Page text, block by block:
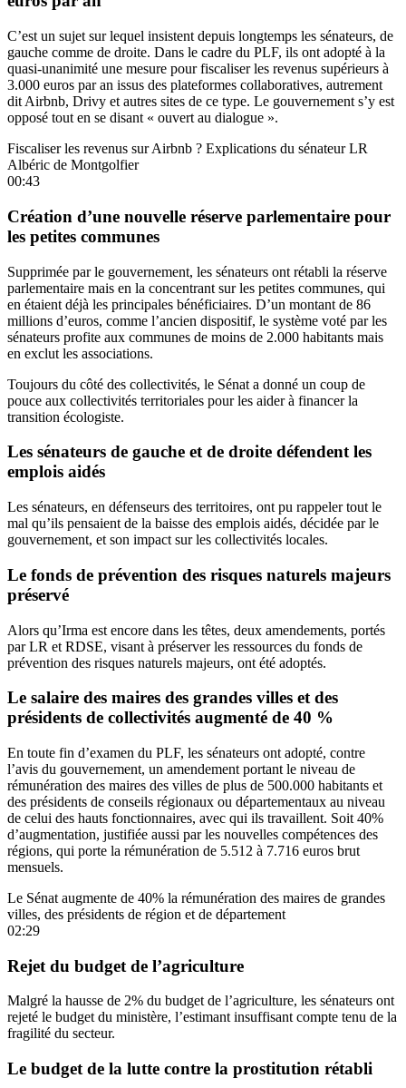
C’est un sujet sur lequel insistent depuis longtemps les sénateurs, de
gauche comme de droite. Dans le cadre du PLF, ils ont adopté à la
quasi-unanimité une mesure pourfiscaliser les revenus supérieurs à
3.000 euros par an issus des plateformes collaboratives, autrement
dit Airbnb, Drivy et autres sites de ce type. Le gouvernement s’y est
opposé tout en se disant « ouvert au dialogue ».
Fiscaliser les revenus sur Airbnb ? Explications du sénateur LR
Albéric de Montgolfier
00:43
Création d’une nouvelle réserve parlementaire pour
les petites communes
Supprimée par le gouvernement, les sénateurs ont rétabli la réserve
parlementaire mais en la concentrant sur les petites communes, qui
en étaient déjà les principales bénéficiaires. D’un montant de 86
millions d’euros, comme l’ancien dispositif, le système voté par les
sénateurs profite aux communes de moins de 2.000 habitants mais
en exclut les associations.
Toujours du côté des collectivités, le Sénat a donné un coup de
pouce aux collectivités territoriales pour les aider à financer la
transition écologiste.
Les sénateurs de gauche et de droite défendent les
emplois aidés
Les sénateurs, en défenseurs des territoires, ont pu rappelertout le
mal qu’ils pensaient de la baisse des emplois aidés, décidée par le
gouvernement, et son impact sur les collectivités locales.
Le fonds de prévention des risques naturels majeurs
préservé
Alors qu’Irma est encore dans les têtes, deux amendements, portés
par LR et RDSE, visant à préserver les ressources du fonds de
prévention des risques naturels majeurs, ont été adoptés.
Le salaire des maires des grandes villes et des
présidents de collectivités augmenté de 40 %
En toute fin d’examen du PLF, les sénateurs ont adopté, contre
l’avis du gouvernement, un amendement portant le niveau de
rémunération des maires des villes de plus de 500.000 habitants et
des présidents de conseils régionaux ou départementaux au niveau
de celui des hauts fonctionnaires, avec qui ils travaillent. Soit 40%
d’augmentation, justifiée aussi par les nouvelles compétences des
régions, qui porte la rémunération de 5.512 à 7.716 euros brut
mensuels.
Le Sénat augmente de 40% la rémunération des maires de grandes
villes, des présidents de région et de département
02:29
Rejet du budget de l’agriculture
Malgré la hausse de 2% du budget de l’agriculture, les sénateurs ont
rejeté le budget du ministère, l’estimant insuffisant compte tenu de la
fragilité du secteur.
Le budget de la lutte contre la prostitution rétabli